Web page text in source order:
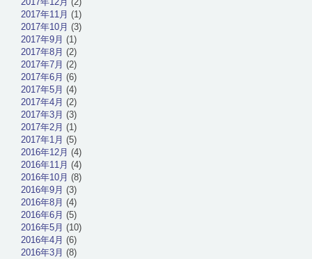
2017年11月 (1)
2017年10月 (3)
2017年9月 (1)
2017年8月 (2)
2017年7月 (2)
2017年6月 (6)
2017年5月 (4)
2017年4月 (2)
2017年3月 (3)
2017年2月 (1)
2017年1月 (5)
2016年12月 (4)
2016年11月 (4)
2016年10月 (8)
2016年9月 (3)
2016年8月 (4)
2016年6月 (5)
2016年5月 (10)
2016年4月 (6)
2016年3月 (8)